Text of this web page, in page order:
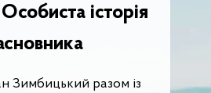
Зимбицький разом із
історія